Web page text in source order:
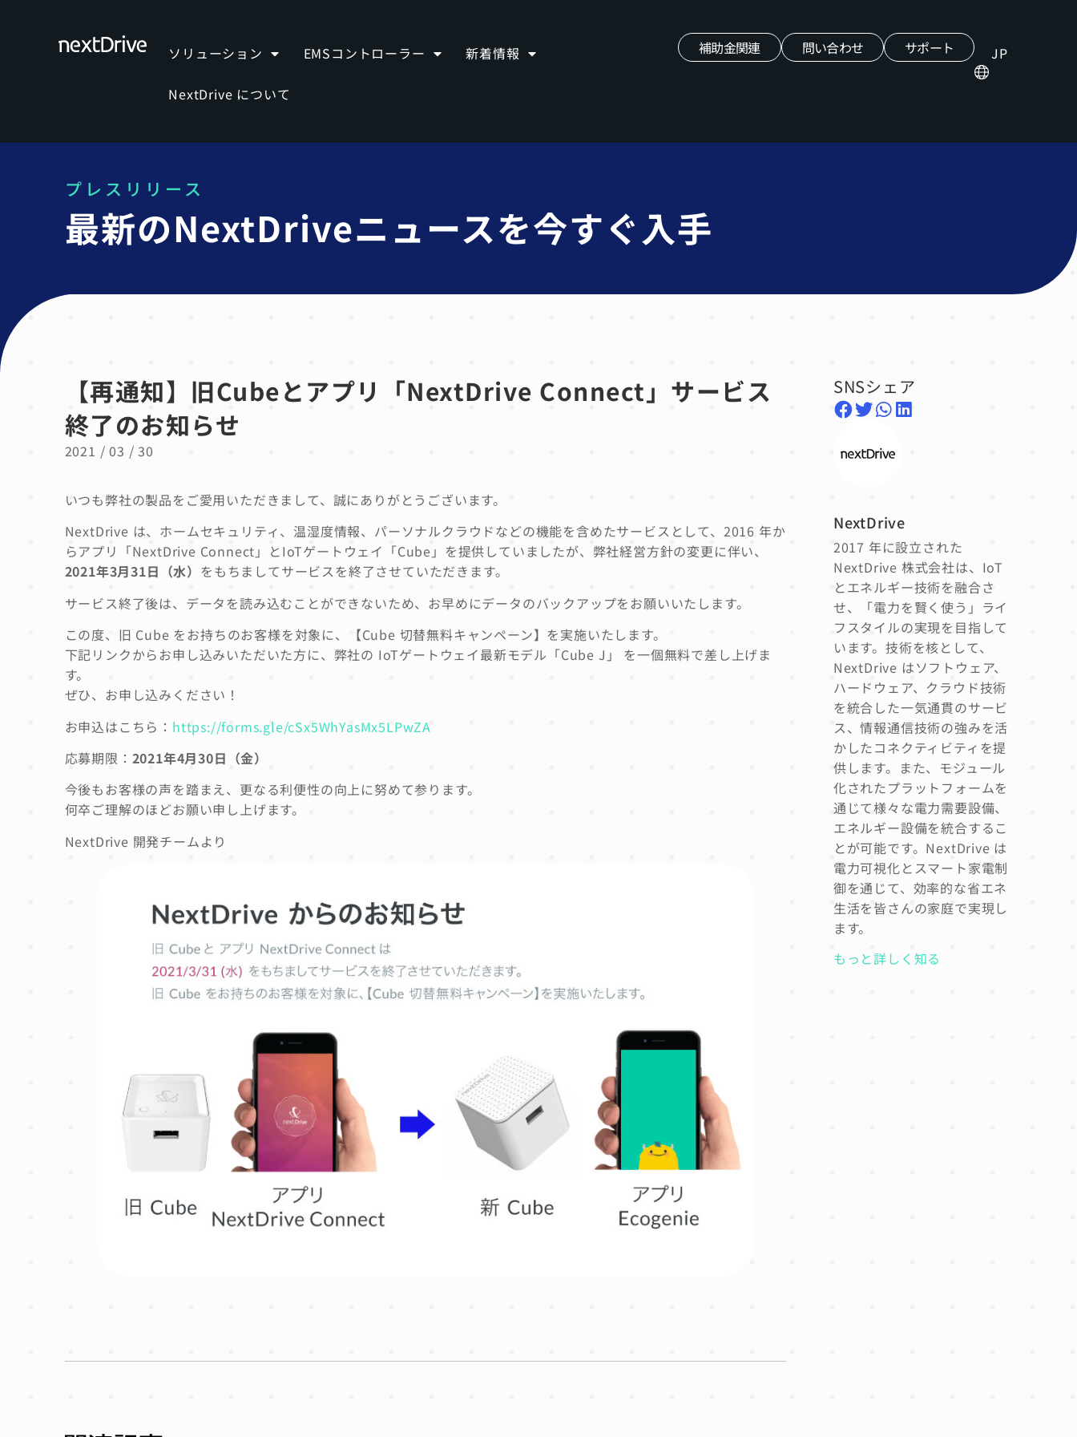
ソリューション EMSコントローラー 新着情報
NextDrive について
補助金関連 問い合わせ サポート JP
プレスリリース
最新のNextDriveニュースを今すぐ入手
【再通知】旧Cubeとアプリ「NextDrive Connect」サービス
終了のお知らせ
2021 / 03 / 30
いつも弊社の製品をご愛用いただきまして、誠にありがとうございます。
NextDrive は、ホームセキュリティ、温湿度情報、パーソナルクラウドなどの機能を含めたサービスとして、2016 年か
らアプリ「NextDrive Connect」とIoTゲートウェイ「Cube」を提供していましたが、弊社経営方針の変更に伴い、
2021年3月31日（水） をもちましてサービスを終了させていただきます。
サービス終了後は、データを読み込むことができないため、お早めにデータのバックアップをお願いいたします。
この度、旧 Cube をお持ちのお客様を対象に、【Cube 切替無料キャンペーン】を実施いたします。
下記リンクからお申し込みいただいた方に、弊社の IoTゲートウェイ最新モデル「Cube J」 を一個無料で差し上げま
す。
ぜひ、お申し込みください！
お申込はこちら： https://forms.gle/cSx5WhYasMx5LPwZA
応募期限： 2021年4月30日（金）
今後もお客様の声を踏まえ、 更なる利便性の向上に努めて参ります。
何卒ご理解のほどお願い申し上げます。
NextDrive 開発チームより
SNSシェア
NextDrive
2017 年に設立された
NextDrive 株式会社は、IoT
とエネルギー技術を融合さ
せ、「電力を賢く使う」ライ
フスタイルの実現を目指して
います。技術を核として、
NextDrive はソフトウェア、
ハードウェア、クラウド技術
を統合した一気通貫のサービ
ス、情報通信技術の強みを活
かしたコネクティビティを提
供します。また、モジュール
化されたプラットフォームを
通じて様々な電力需要設備、
エネルギー設備を統合するこ
とが可能です。NextDrive は
電力可視化とスマート家電制
御を通じて、効率的な省エネ
生活を皆さんの家庭で実現し
ます。
もっと詳しく知る